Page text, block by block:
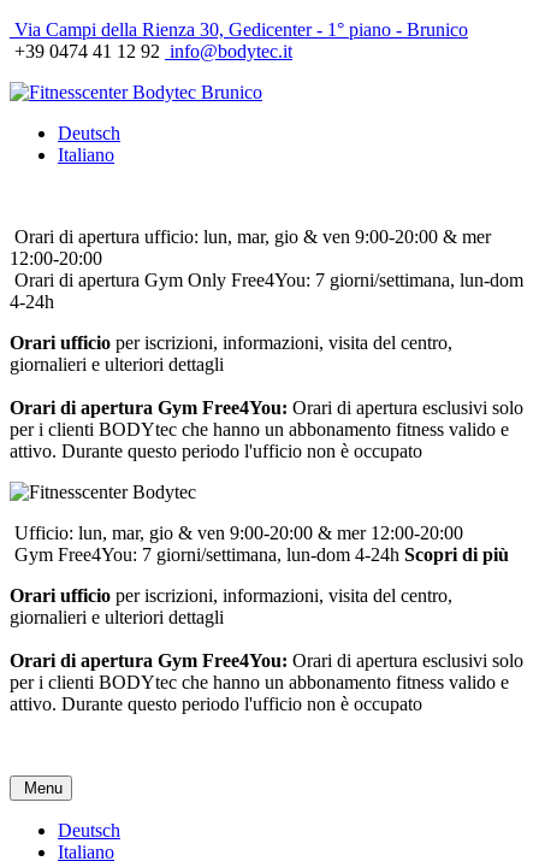
Via Campi della Rienza 30, Gedicenter - 1° piano - Brunico
+39 0474 41 12 92 info@bodytec.it
Deutsch
Italiano
Orari di apertura ufficio: lun, mar, gio & ven 9:00-20:00 & mer
12:00-20:00
Orari di apertura Gym Only Free4You: 7 giorni/settimana, lun-dom
4-24h
Orari ufficio per iscrizioni, informazioni, visita del centro,
giornalieri e ulteriori dettagli
Orari di apertura Gym Free4You: Orari di apertura esclusivi solo
per i clienti BODYtec che hanno un abbonamento fitness valido e
attivo. Durante questo periodo l'ufficio non è occupato
Ufficio: lun, mar, gio & ven 9:00-20:00 & mer 12:00-20:00
Gym Free4You: 7 giorni/settimana, lun-dom 4-24h Scopri di più
Orari ufficio per iscrizioni, informazioni, visita del centro,
giornalieri e ulteriori dettagli
Orari di apertura Gym Free4You: Orari di apertura esclusivi solo
per i clienti BODYtec che hanno un abbonamento fitness valido e
attivo. Durante questo periodo l'ufficio non è occupato
Menu
Deutsch
Italiano